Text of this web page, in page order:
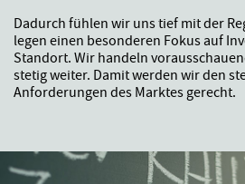
Dadurch fühlen wir uns tief mit der
legen einen besonderen Fokus auf
Standort. Wir handeln
stetig weiter. Damit werden wir den
Anforderungen des Marktes gerecht.